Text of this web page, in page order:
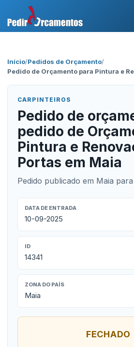
Início/Pedidos de Orçamento/
Pedido de Orçamento para Pintura e
CARPINTEIROS
Pedido de
pedido de
Pintura e
Portas em Maia
Pedido publicado em Maia
DATA DE ENTRADA
10-09-2025
ID
14341
ZONA DO PAÍS
Maia
FECHADO
Área Profissional
Como Funciona?
Testemunhos